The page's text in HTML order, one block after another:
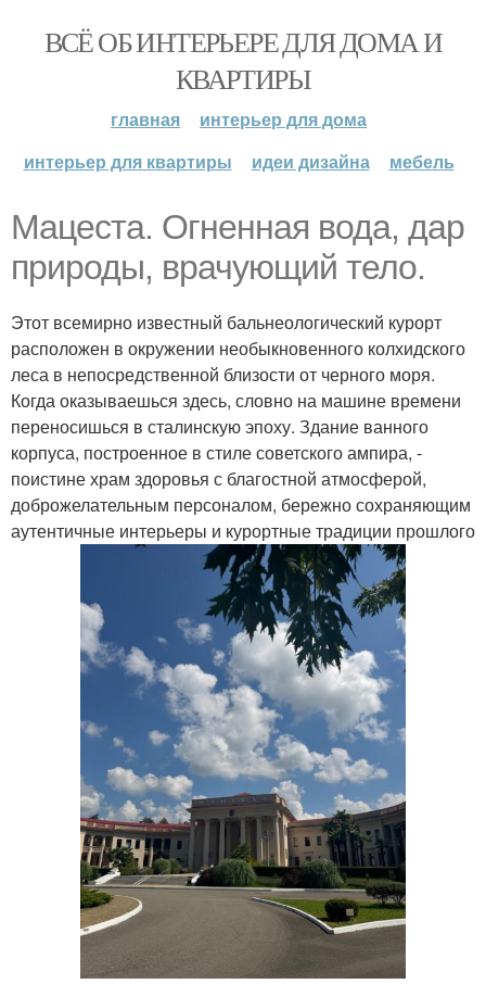
ВСЁ ОБ ИНТЕРЬЕРЕ ДЛЯ ДОМА И
КВАРТИРЫ
главная
интерьер для дома
интерьер для квартиры
идеи дизайна мебель
Мацеста. Огненная вода, дар
природы, врачующий тело.
Этот всемирно известный бальнеологический курорт
расположен в окружении необыкновенного колхидского
леса в непосредственной близости от черного моря.
Когда оказываешься здесь, словно на машине времени
переносишься в сталинскую эпоху. Здание ванного
корпуса, построенное в стиле советского ампира, -
поистине храм здоровья с благостной атмосферой,
доброжелательным персоналом, бережно сохраняющим
аутентичные интерьеры и курортные традиции прошлого